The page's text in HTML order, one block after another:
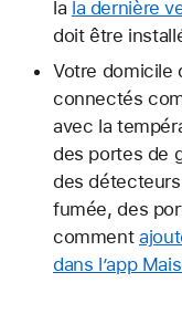
la la dernière
doit être
Votre domicile
connectés
avec la
des portes de
des
fumée, des
comment
dans l’app